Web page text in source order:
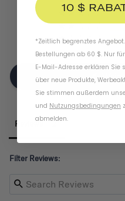
Reviews
Filter Reviews:
10 $
*Zeitlich begrenztes
Bestellungen ab 60 $. Nur
E-Mail-Adresse erklären
über neue Produkte,
Sie stimmen außerdem
und Nutzungsbedingungen
abmelden.